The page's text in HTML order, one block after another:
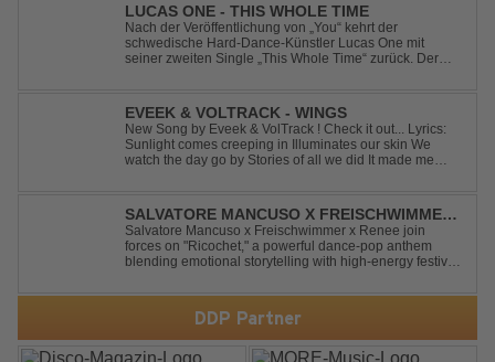
LUCAS ONE - THIS WHOLE TIME
Nach der Veröffentlichung von „You“ kehrt der
schwedische Hard-Dance-Künstler Lucas One mit
seiner zweiten Single „This Whole Time“ zurück. Der
von Reue, Liebeskummer und der Erkenntnis des w...
EVEEK & VOLTRACK - WINGS
New Song by Eveek & VolTrack ! Check it out... Lyrics:
Sunlight comes creeping in Illuminates our skin We
watch the day go by Stories of all we did It made me
SALVATORE MANCUSO X FREISCHWIMMER
X RENEE - RICOCHET
Salvatore Mancuso x Freischwimmer x Renee join
forces on "Ricochet," a powerful dance-pop anthem
blending emotional storytelling with high-energy festival
track transforms a timeless theme into a fresh, modern
dance experience. Crafted by...
DDP Partner